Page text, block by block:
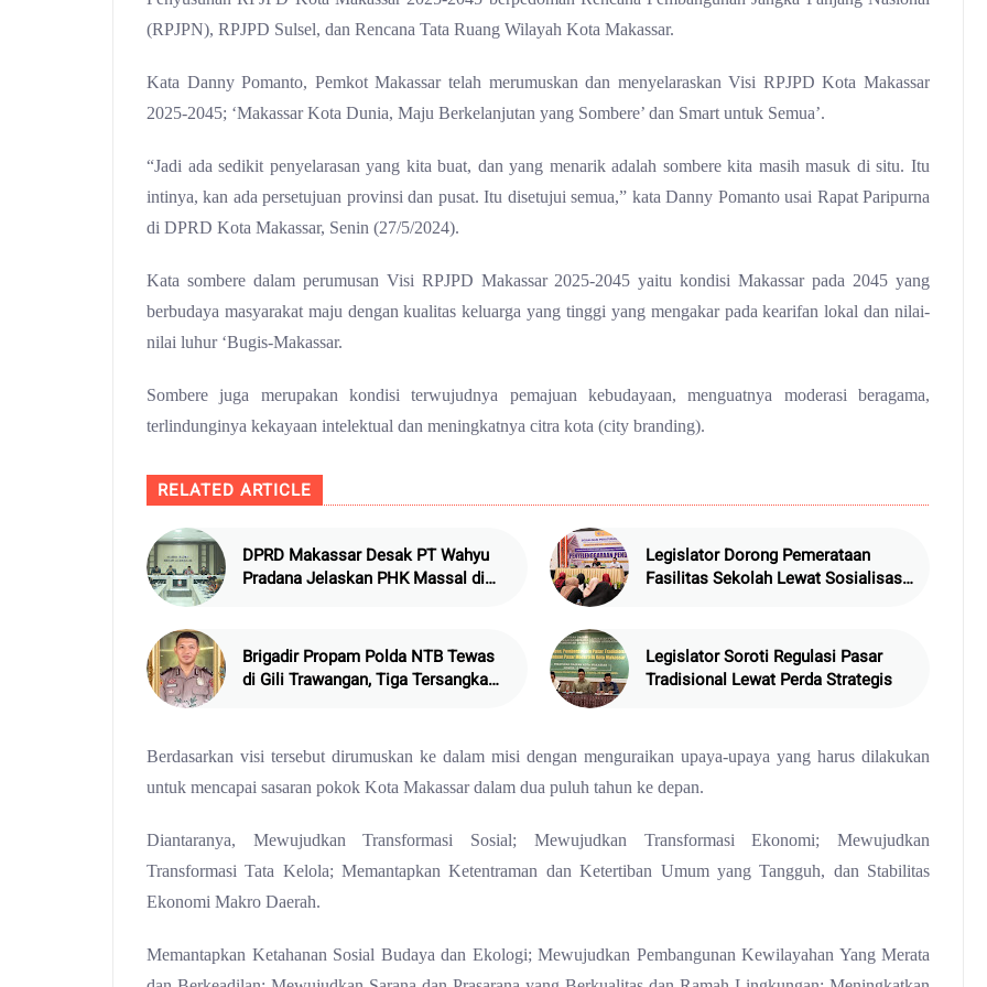
(RPJPN), RPJPD Sulsel, dan Rencana Tata Ruang Wilayah Kota Makassar.
Kata Danny Pomanto, Pemkot Makassar telah merumuskan dan menyelaraskan Visi RPJPD Kota Makassar
2025-2045; ‘Makassar Kota Dunia, Maju Berkelanjutan yang Sombere’ dan Smart untuk Semua’.
“Jadi ada sedikit penyelarasan yang kita buat, dan yang menarik adalah sombere kita masih masuk di situ. Itu
intinya, kan ada persetujuan provinsi dan pusat. Itu disetujui semua,” kata Danny Pomanto usai Rapat Paripurna
di DPRD Kota Makassar, Senin (27/5/2024).
Kata sombere dalam perumusan Visi RPJPD Makassar 2025-2045 yaitu kondisi Makassar pada 2045 yang
berbudaya masyarakat maju dengan kualitas keluarga yang tinggi yang mengakar pada kearifan lokal dan nilai-
nilai luhur ‘Bugis-Makassar.
Sombere juga merupakan kondisi terwujudnya pemajuan kebudayaan, menguatnya moderasi beragama,
terlindunginya kekayaan intelektual dan meningkatnya citra kota (city branding).
RELATED ARTICLE
DPRD Makassar Desak PT Wahyu
Pradana Jelaskan PHK Massal di
Legislator Dorong Pemerataan
Fasilitas Sekolah Lewat Sosialisasi
Brigadir Propam Polda NTB Tewas
di Gili Trawangan, Tiga Tersangka
Legislator Soroti Regulasi Pasar
Tradisional Lewat Perda Strategis
Berdasarkan visi tersebut dirumuskan ke dalam misi dengan menguraikan upaya-upaya yang harus dilakukan
untuk mencapai sasaran pokok Kota Makassar dalam dua puluh tahun ke depan.
Diantaranya, Mewujudkan Transformasi Sosial; Mewujudkan Transformasi Ekonomi; Mewujudkan
Transformasi Tata Kelola; Memantapkan Ketentraman dan Ketertiban Umum yang Tangguh, dan Stabilitas
Ekonomi Makro Daerah.
Memantapkan Ketahanan Sosial Budaya dan Ekologi; Mewujudkan Pembangunan Kewilayahan Yang Merata